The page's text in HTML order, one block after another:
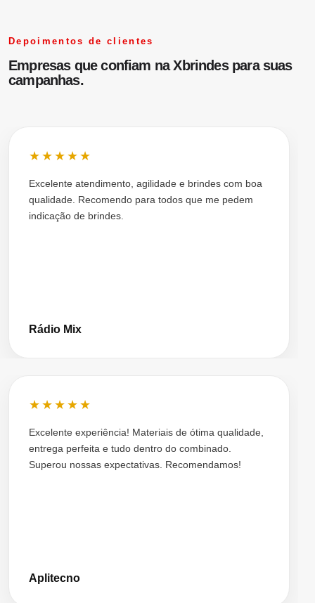
#XCOR600
Visualizar
Depoimentos de clientes
Empresas que confiam na Xbrindes para suas
campanhas.
★★★★★
Excelente atendimento, agilidade e brindes com boa
qualidade. Recomendo para todos que me pedem
indicação de brindes.
Rádio Mix
★★★★★
Excelente experiência! Materiais de ótima qualidade,
entrega perfeita e tudo dentro do combinado.
Superou nossas expectativas. Recomendamos!
Aplitecno